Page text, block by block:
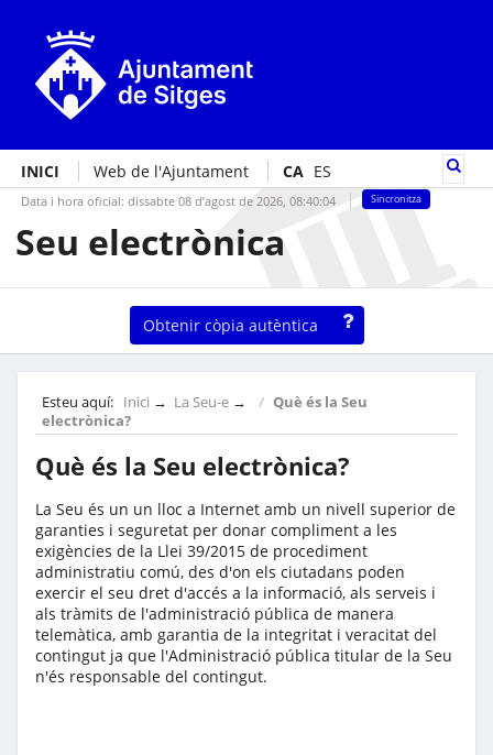
INICI Web de l'Ajuntament CA ES
Data i hora oficial: dissabte 08 d’agost de 2026, 08:40:05 Sincronitza
Seu electrònica
Obtenir còpia autèntica
Esteu aquí: Inici → La Seu-e →
Què és la Seu
electrònica?
Què és la Seu electrònica?
La Seu és un un lloc a Internet amb un nivell superior de
garanties i seguretat per donar compliment a les
exigències de la Llei 39/2015 de procediment
administratiu comú, des d'on els ciutadans poden
exercir el seu dret d'accés a la informació, als serveis i
als tràmits de l'administració pública de manera
telemàtica, amb garantia de la integritat i veracitat del
contingut ja que l'Administració pública titular de la Seu
n'és responsable del contingut.